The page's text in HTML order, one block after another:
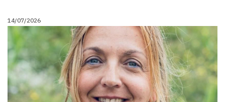
14/07/2026